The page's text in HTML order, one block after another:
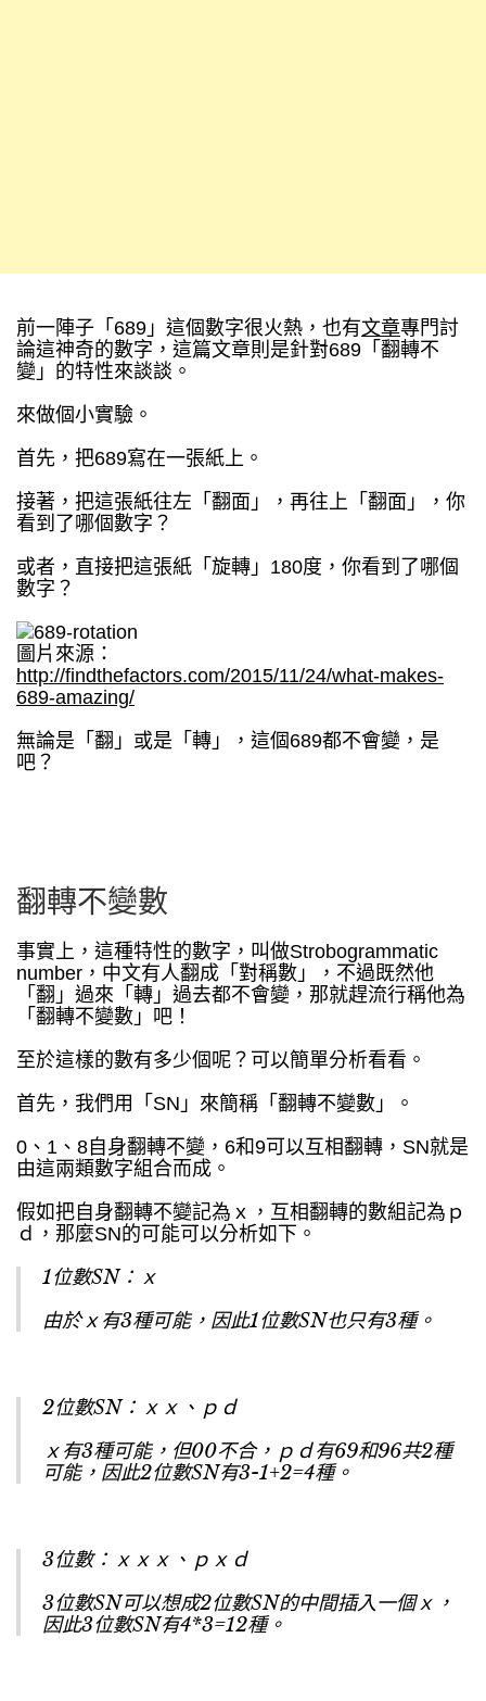
前一陣子「689」這個數字很火熱，也有文章專門討
論這神奇的數字，這篇文章則是針對689「翻轉不
變」的特性來談談。
來做個小實驗。
首先，把689寫在一張紙上。
接著，把這張紙往左「翻面」，再往上「翻面」，你
看到了哪個數字？
或者，直接把這張紙「旋轉」180度，你看到了哪個
數字？
圖片來源：
http://findthefactors.com/2015/11/24/what-makes-
689-amazing/
無論是「翻」或是「轉」，這個689都不會變，是
吧？
翻轉不變數
事實上，這種特性的數字，叫做Strobogrammatic
number，中文有人翻成「對稱數」，不過既然他
「翻」過來「轉」過去都不會變，那就趕流行稱他為
「翻轉不變數」吧！
至於這樣的數有多少個呢？可以簡單分析看看。
首先，我們用「SN」來簡稱「翻轉不變數」。
0、1、8自身翻轉不變，6和9可以互相翻轉，SN就是
由這兩類數字組合而成。
假如把自身翻轉不變記為ｘ，互相翻轉的數組記為ｐ
ｄ，那麼SN的可能可以分析如下。
1位數SN：ｘ
由於ｘ有3種可能，因此1位數SN也只有3種。
2位數SN：ｘｘ、ｐｄ
ｘ有3種可能，但00不合，ｐｄ有69和96共2種
可能，因此2位數SN有3-1+2=4種。
3位數：ｘｘｘ、ｐｘｄ
3位數SN可以想成2位數SN的中間插入一個ｘ，
因此3位數SN有4*3=12種。